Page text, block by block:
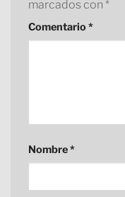
marcados con *
Comentario*
Nombre*